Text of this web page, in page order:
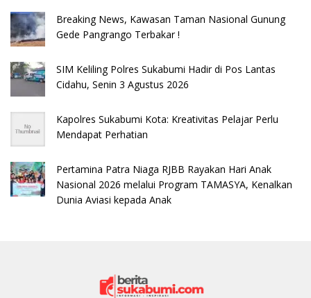
Breaking News, Kawasan Taman Nasional Gunung
Gede Pangrango Terbakar !
SIM Keliling Polres Sukabumi Hadir di Pos Lantas
Cidahu, Senin 3 Agustus 2026
Kapolres Sukabumi Kota: Kreativitas Pelajar Perlu
Mendapat Perhatian
Pertamina Patra Niaga RJBB Rayakan Hari Anak
Nasional 2026 melalui Program TAMASYA, Kenalkan
Dunia Aviasi kepada Anak